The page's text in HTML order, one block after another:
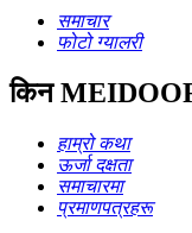
समाचार
फोटो ग्यालरी
किन
हाम्रो कथा
ऊर्जा दक्षता
समाचारमा
प्रमाणपत्रहरू